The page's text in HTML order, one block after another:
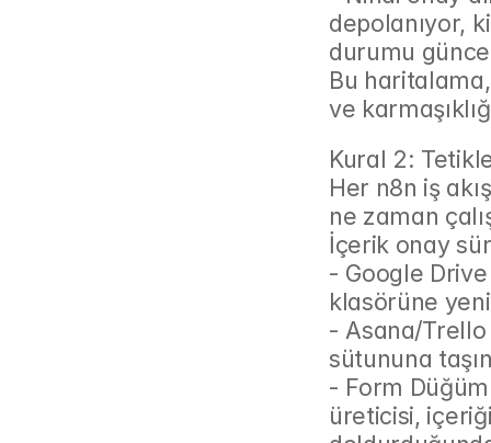
depolanıyor,
durumu
Bu
ve
Kural 2:
Her n8n iş
ne zaman
İçerik onay
- Google
klasörüne
- Asana/
sütununa
- Form
üreticisi,